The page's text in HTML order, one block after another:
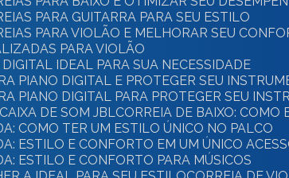
PARA GUITARRA PARA SEU ESTILO
PARA VIOLÃO E MELHORAR SEU
PARA VIOLÃO
IDEAL PARA SUA NECESSIDADE
PIANO DIGITAL E PROTEGER SEU
PIANO DIGITAL PARA PROTEGER SEU
DE SOM JBL
CORREIA DE BAIXO:
COMO TER UM ESTILO ÚNICO NO PALCO
ESTILO E CONFORTO EM UM ÚNICO
ESTILO E CONFORTO PARA MÚSICOS